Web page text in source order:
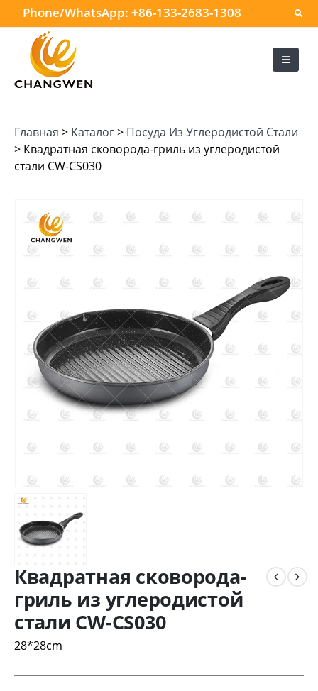
Phone/WhatsApp:+86-133-2683-1308
Главная > Каталог> Посуда Из Углеродистой Стали
> Квадратная сковорода-гриль из углеродистой
стали CW-CS030
Квадратная сковорода-
гриль из углеродистой
стали CW-CS030
28*28cm